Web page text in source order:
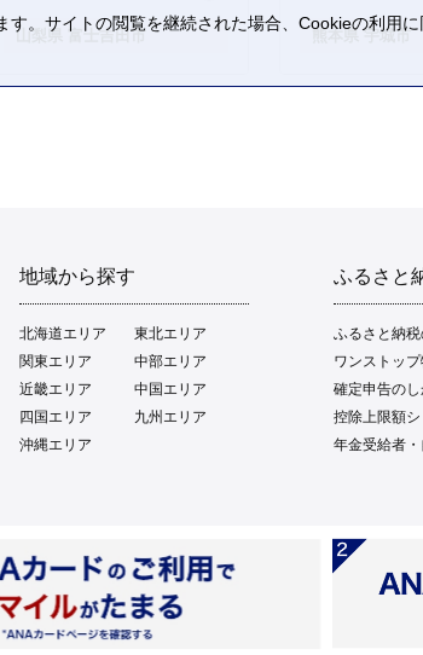
山梨県 富士吉田市 熊本県 宇城市
地域から探す
北海道エリア
東北エリア
関東エリア
中部エリア
近畿エリア
中国エリア
四国エリア
九州エリア
沖縄エリア
ふるさと
ふるさと納
ワンストッ
確定申告のし
控除上限額
年金受給者
。サイトの閲覧を継続された場合、Cookieの利用に